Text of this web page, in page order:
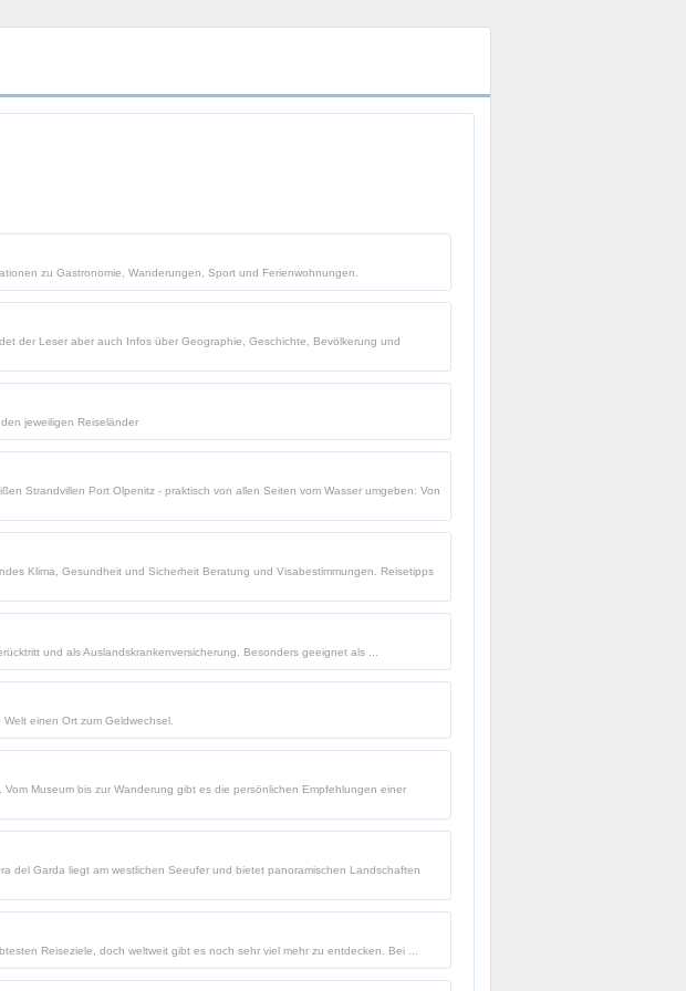
zu Gastronomie, Wanderungen, Sport und Ferienwohnungen.
der Leser aber auch Infos über Geographie, Geschichte, Bevölkerung und
jeweiligen Reiseländer
Strandvillen Port Olpenitz - praktisch von allen Seiten vom Wasser umgeben: Von
Klima, Gesundheit und Sicherheit Beratung und Visabestimmungen. Reisetipps
und als Auslandskrankenversicherung. Besonders geeignet als ...
einen Ort zum Geldwechsel.
Museum bis zur Wanderung gibt es die persönlichen Empfehlungen einer
del Garda liegt am westlichen Seeufer und bietet panoramischen Landschaften
Reiseziele, doch weltweit gibt es noch sehr viel mehr zu entdecken. Bei ...